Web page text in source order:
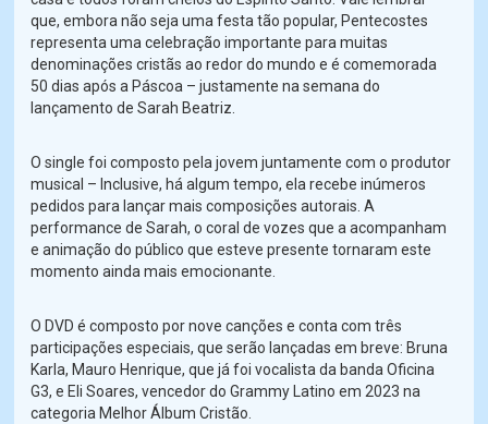
que, embora não seja uma festa tão popular, Pentecostes
representa uma celebração importante para muitas
denominações cristãs ao redor do mundo e é comemorada
50 dias após a Páscoa – justamente na semana do
lançamento de Sarah Beatriz.
O single foi composto pela jovem juntamente com o produtor
musical – Inclusive, há algum tempo, ela recebe inúmeros
pedidos para lançar mais composições autorais. A
performance de Sarah, o coral de vozes que a acompanham
e animação do público que esteve presente tornaram este
momento ainda mais emocionante.
O DVD é composto por nove canções e conta com três
participações especiais, que serão lançadas em breve: Bruna
Karla, Mauro Henrique, que já foi vocalista da banda Oficina
G3, e Eli Soares, vencedor do Grammy Latino em 2023 na
categoria Melhor Álbum Cristão.